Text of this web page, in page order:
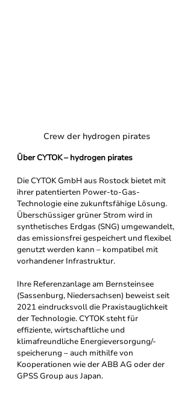
Crew der hydrogen pirates
Über CYTOK – hydrogen pirates
Die CYTOK GmbH aus Rostock bietet mit
ihrer patentierten Power-to-Gas-
Technologie eine zukunftsfähige Lösung.
Überschüssiger grüner Strom wird in
synthetisches Erdgas (SNG) umgewandelt,
das emissionsfrei gespeichert und flexibel
genutzt werden kann – kompatibel mit
vorhandener Infrastruktur.
Ihre Referenzanlage am Bernsteinsee
(Sassenburg, Niedersachsen) beweist seit
2021 eindrucksvoll die Praxistauglichkeit
der Technologie. CYTOK steht für
effiziente, wirtschaftliche und
klimafreundliche Energieversorgung/-
speicherung – auch mithilfe von
Kooperationen wie der ABB AG oder der
GPSS Group aus Japan.